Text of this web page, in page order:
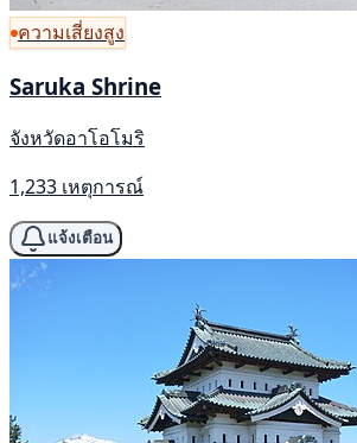
ความเสี่ยงสูง
Saruka Shrine
จังหวัดอาโอโมริ
1,233 เหตุการณ์
แจ้งเตือน